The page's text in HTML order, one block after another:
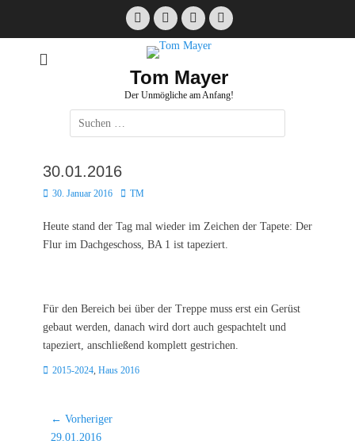
Facebook
E-
Mail
InstagramWebsite
Tom Mayer
Der Unmögliche am Anfang!
Suche
nach:
30.01.2016
Posted
30. Januar 2016 Autor
TM
Heute stand der Tag mal wieder im Zeichen der Tapete: Der
Flur im Dachgeschoss, BA 1 ist tapeziert.
Für den Bereich bei über der Treppe muss erst ein Gerüst
gebaut werden, danach wird dort auch gespachtelt und
tapeziert, anschließend komplett gestrichen.
Kategorien
2015-2024 Haus 2016
Beitragsnavigation
← Vorheriger
Vorheriger
29.01.2016